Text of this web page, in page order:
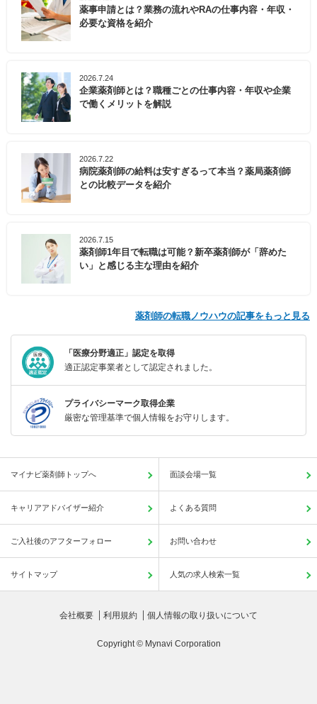
薬事申請とは？業務の流れやRAの仕事内容・年収・
必要な資格を紹介
2026.7.24
企業薬剤師とは？職種ごとの仕事内容・年収や企業
で働くメリットを解説
2026.7.22
病院薬剤師の給料は安すぎるって本当？薬局薬剤師
との比較データを紹介
2026.7.15
薬剤師1年目で転職は可能？新卒薬剤師が「辞めた
い」と感じる主な理由を紹介
薬剤師の転職ノウハウの記事をもっと見る
「医療分野適正」認定を取得
適正認定事業者として認定されました。
プライバシーマーク取得企業
厳密な管理基準で個人情報をお守りします。
マイナビ薬剤師トップへ 面談会場一覧
キャリアアドバイザー紹介 よくある質問
ご入社後のアフターフォロー お問い合わせ
サイトマップ 人気の求人検索一覧
会社概要 利用規約 個人情報の取り扱いについて
Copyright © Mynavi Corporation